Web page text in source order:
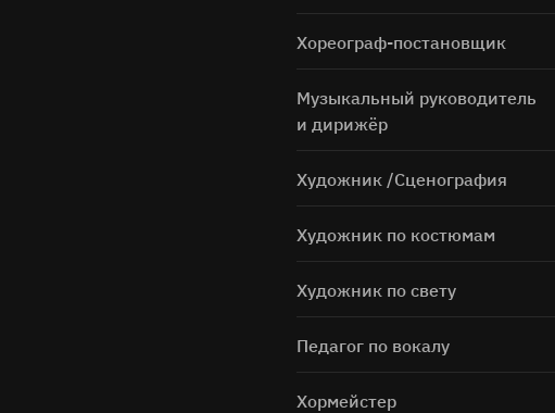
Хореограф-постановщик
Музыкальный руководитель
и дирижёр
Художник /Сценография
Художник по костюмам
Художник по свету
Педагог по вокалу
Хормейстер